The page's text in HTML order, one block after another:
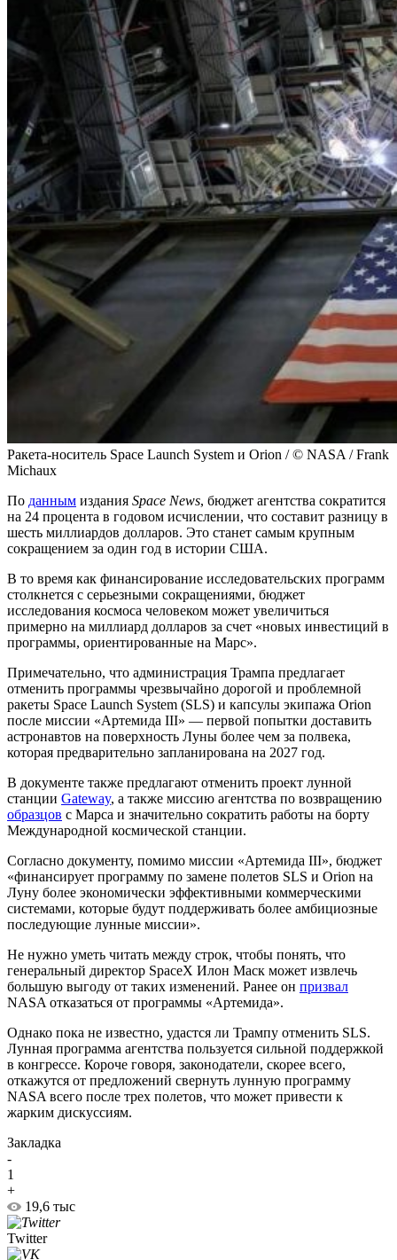
Ракета-носитель Space Launch System и Orion / © NASA / Frank
Michaux
По данным издания Space News, бюджет агентства сократится
на 24 процента в годовом исчислении, что составит разницу в
шесть миллиардов долларов. Это станет самым крупным
сокращением за один год в истории США.
В то время как финансирование исследовательских программ
столкнется с серьезными сокращениями, бюджет
исследования космоса человеком может увеличиться
примерно на миллиард долларов за счет «новых инвестиций в
программы, ориентированные на Марс».
Примечательно, что администрация Трампа предлагает
отменить программы чрезвычайно дорогой и проблемной
ракеты Space Launch System (SLS) и капсулы экипажа Orion
после миссии «Артемида III» — первой попытки доставить
астронавтов на поверхность Луны более чем за полвека,
которая предварительно запланирована на 2027 год.
В документе также предлагают отменить проект лунной
станции Gateway, а также миссию агентства по возвращению
образцов с Марса и значительно сократить работы на борту
Международной космической станции.
Согласно документу, помимо миссии «Артемида III», бюджет
«финансирует программу по замене полетов SLS и Orion на
Луну более экономически эффективными коммерческими
системами, которые будут поддерживать более амбициозные
последующие лунные миссии».
Не нужно уметь читать между строк, чтобы понять, что
генеральный директор SpaceX Илон Маск может извлечь
большую выгоду от таких изменений. Ранее он призвал
NASA отказаться от программы «Артемида».
Однако пока не известно, удастся ли Трампу отменить SLS.
Лунная программа агентства пользуется сильной поддержкой
в ​​конгрессе. Короче говоря, законодатели, скорее всего,
откажутся от предложений свернуть лунную программу
NASA всего после трех полетов, что может привести к
жарким дискуссиям.
Закладка
-
1
+
19,6 тыс
Twitter